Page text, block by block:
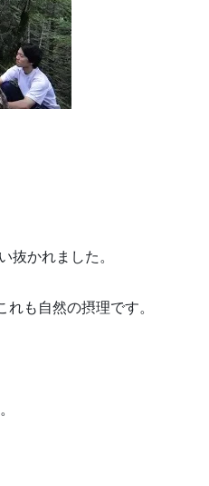
抜かれました。
も自然の摂理です。